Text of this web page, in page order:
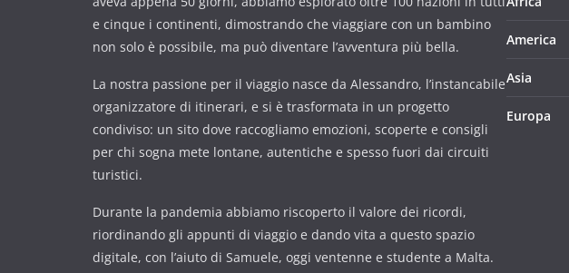
e cinque i continenti, dimostrando che viaggiare con un bambino
non solo è possibile, ma può diventare l’avventura più bella.
La nostra passione per il viaggio nasce da Alessandro, l’instancabile
organizzatore di itinerari, e si è trasformata in un progetto
condiviso: un sito dove raccogliamo emozioni, scoperte e consigli
per chi sogna mete lontane, autentiche e spesso fuori dai circuiti
turistici.
Durante la pandemia abbiamo riscoperto il valore dei ricordi,
riordinando gli appunti di viaggio e dando vita a questo spazio
digitale, con l’aiuto di Samuele, oggi ventenne e studente a Malta.
America
Asia
Europa